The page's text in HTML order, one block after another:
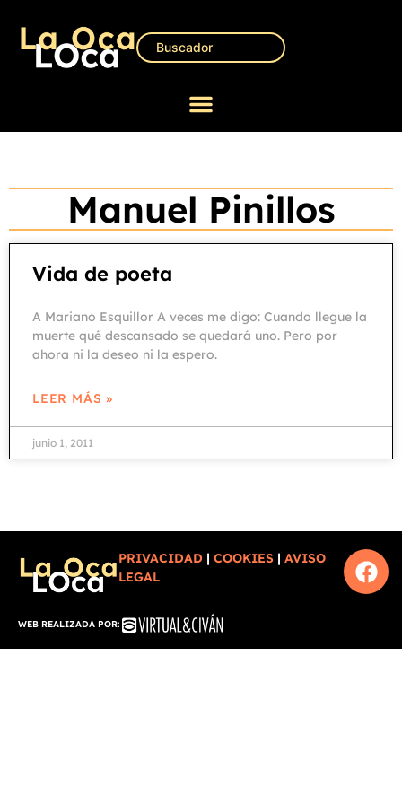
Manuel Pinillos
Vida de poeta
A Mariano Esquillor A veces me digo: Cuando llegue la
muerte qué descansado se quedará uno. Pero por
ahora ni la deseo ni la espero.
LEER MÁS »
junio 1, 2011
PRIVACIDAD | COOKIES | AVISO
LEGAL
WEB REALIZADA POR: